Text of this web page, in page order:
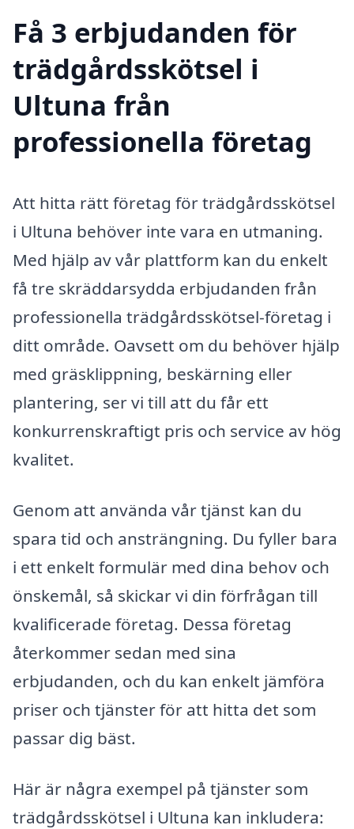
Få 3 erbjudanden för
trädgårdsskötsel i
Ultuna från
professionella företag
Att hitta rätt företag för trädgårdsskötsel
i Ultuna behöver inte vara en utmaning.
Med hjälp av vår plattform kan du enkelt
få tre skräddarsydda erbjudanden från
professionella trädgårdsskötsel-företag i
ditt område. Oavsett om du behöver hjälp
med gräsklippning, beskärning eller
plantering, ser vi till att du får ett
konkurrenskraftigt pris och service av hög
kvalitet.
Genom att använda vår tjänst kan du
spara tid och ansträngning. Du fyller bara
i ett enkelt formulär med dina behov och
önskemål, så skickar vi din förfrågan till
kvalificerade företag. Dessa företag
återkommer sedan med sina
erbjudanden, och du kan enkelt jämföra
priser och tjänster för att hitta det som
passar dig bäst.
Här är några exempel på tjänster som
trädgårdsskötsel i Ultuna kan inkludera: